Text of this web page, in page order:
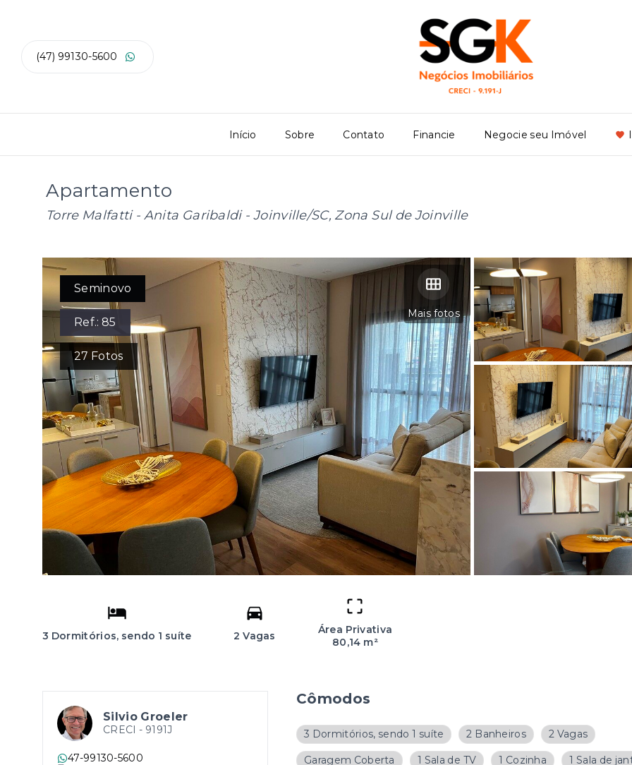
(47) 99130-5600
Início Sobre Contato Financie Negocie seu Imóvel
Apartamento
Torre Malfatti - Anita Garibaldi - Joinville/SC, Zona Sul de Joinville
Mais fotos
Seminovo
Ref.:85
27 Fotos
3 Dormitórios, sendo 1 suíte 2 Vagas
Área Privativa
80,14 m²
Silvio Groeler
CRECI - 9191J
47-99130-5600
Cômodos
3 Dormitórios, sendo 1 suíte 2 Banheiros 2 Vagas
Garagem Coberta 1 Sala de TV 1 Cozinha 1 Sala de